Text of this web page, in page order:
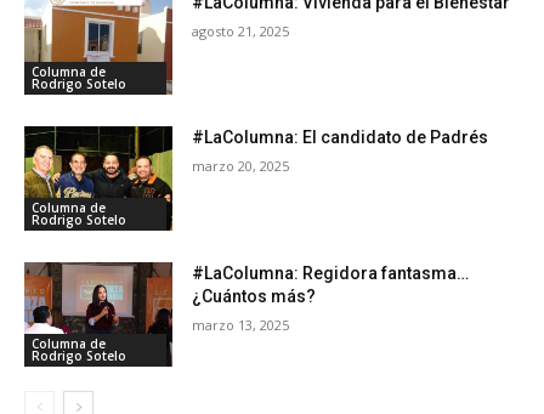
Columna de
Rodrigo Sotelo
agosto 21, 2025
Columna de
Rodrigo Sotelo
#LaColumna: El candidato de Padrés
marzo 20, 2025
Columna de
Rodrigo Sotelo
#LaColumna: Regidora fantasma…
¿Cuántos más?
marzo 13, 2025